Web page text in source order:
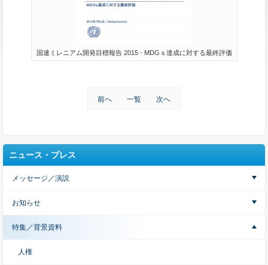
国連ミレニアム開発目標報告 2015 - MDGｓ達成に対する最終評価
前へ 一覧 次へ
ニュース・プレス
メッセージ／演説
お知らせ
特集／背景資料
人権